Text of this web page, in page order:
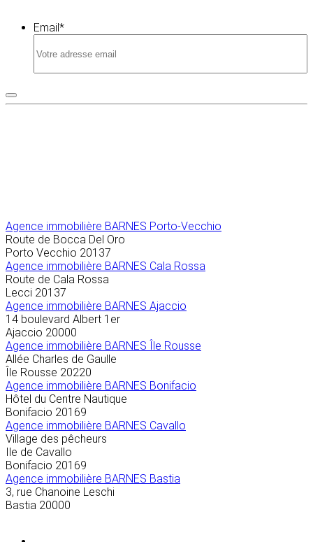
Email *
Agence immobilière BARNES Porto-Vecchio
Route de Bocca Del Oro
Porto Vecchio 20137
Agence immobilière BARNES Cala Rossa
Route de Cala Rossa
Lecci 20137
Agence immobilière BARNES Ajaccio
14 boulevard Albert 1er
Ajaccio 20000
Agence immobilière BARNES Île Rousse
Allée Charles de Gaulle
Île Rousse 20220
Agence immobilière BARNES Bonifacio
Hôtel du Centre Nautique
Bonifacio 20169
Agence immobilière BARNES Cavallo
Village des pêcheurs
Ile de Cavallo
Bonifacio 20169
Agence immobilière BARNES Bastia
3, rue Chanoine Leschi
Bastia 20000